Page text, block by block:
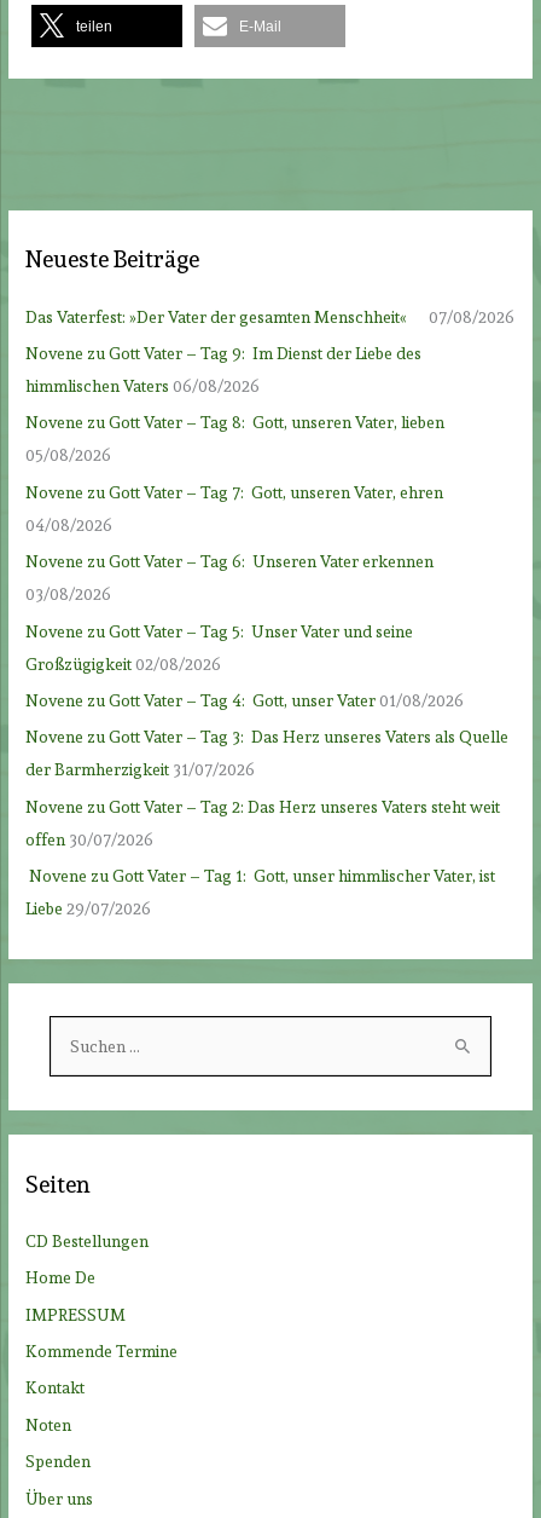
teilen E-Mail
Neueste Beiträge
Das Vaterfest: »Der Vater der gesamten Menschheit«
07/08/2026
Novene zu Gott Vater – Tag 9: Im Dienst der Liebe des
himmlischen Vaters 06/08/2026
Novene zu Gott Vater – Tag 8: Gott, unseren Vater, lieben
05/08/2026
Novene zu Gott Vater – Tag 7: Gott, unseren Vater, ehren
04/08/2026
Novene zu Gott Vater – Tag 6: Unseren Vater erkennen
03/08/2026
Novene zu Gott Vater – Tag 5: Unser Vater und seine
Großzügigkeit02/08/2026
Novene zu Gott Vater – Tag 4: Gott, unser Vater01/08/2026
Novene zu Gott Vater – Tag 3: Das Herz unseres Vaters als Quelle
der Barmherzigkeit 31/07/2026
Novene zu Gott Vater – Tag 2: Das Herz unseres Vaters steht weit
offen 30/07/2026
Novene zu Gott Vater – Tag 1: Gott, unser himmlischer Vater, ist
Liebe 29/07/2026
h
n
h
:
Seiten
CD Bestellungen
Home De
IMPRESSUM
Kommende Termine
Kontakt
Noten
Spenden
Über uns